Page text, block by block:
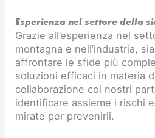
Esperienza nel settore della
Grazie all’esperienza nel
montagna e nell’industria,
affrontare le sfide più
soluzioni efficaci in materia
collaborazione coi nostri
identificare assieme i rischi
mirate per prevenirli.